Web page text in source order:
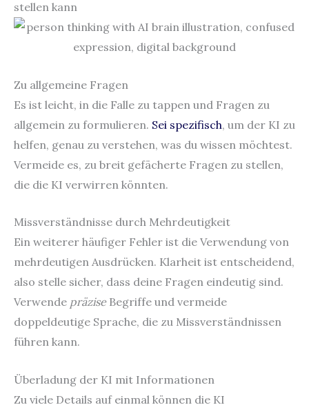
stellen kann
Zu allgemeine Fragen
Es ist leicht, in die Falle zu tappen und Fragen zu
allgemein zu formulieren. Sei spezifisch, um der KI zu
helfen, genau zu verstehen, was du wissen möchtest.
Vermeide es, zu breit gefächerte Fragen zu stellen,
die die KI verwirren könnten.
Missverständnisse durch Mehrdeutigkeit
Ein weiterer häufiger Fehler ist die Verwendung von
mehrdeutigen Ausdrücken. Klarheit ist entscheidend,
also stelle sicher, dass deine Fragen eindeutig sind.
Verwende präziseBegriffe und vermeide
doppeldeutige Sprache, die zu Missverständnissen
führen kann.
Überladung der KI mit Informationen
Zu viele Details auf einmal können die KI